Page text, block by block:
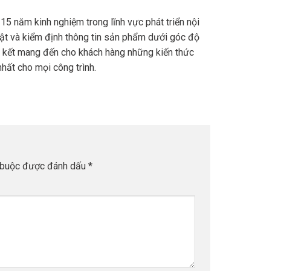
năm kinh nghiệm trong lĩnh vực phát triển nội
và kiểm định thông tin sản phẩm dưới góc độ
mang đến cho khách hàng những kiến thức
cho mọi công trình.
được đánh dấu *